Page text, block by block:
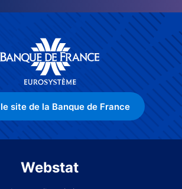
site de la Banque de France
Webstat